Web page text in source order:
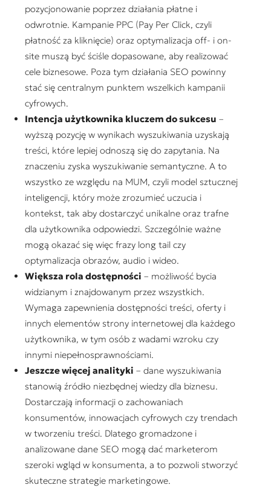
pozycjonowanie poprzez działania płatne i
odwrotnie. Kampanie PPC (Pay Per Click, czyli
płatność za kliknięcie) oraz optymalizacja off- i on-
site muszą być ściśle dopasowane, aby realizować
cele biznesowe. Poza tym działania SEO powinny
stać się centralnym punktem wszelkich kampanii
cyfrowych.
Intencja użytkownika kluczem do sukcesu –
wyższą pozycję w wynikach wyszukiwania uzyskają
treści, które lepiej odnoszą się do zapytania. Na
znaczeniu zyska wyszukiwanie semantyczne. A to
wszystko ze względu na MUM, czyli model sztucznej
inteligencji, który może zrozumieć uczucia i
kontekst, tak aby dostarczyć unikalne oraz trafne
dla użytkownika odpowiedzi. Szczególnie ważne
mogą okazać się więc frazy long tail czy
optymalizacja obrazów, audio i wideo.
Większa rola dostępności – możliwość bycia
widzianym i znajdowanym przez wszystkich.
Wymaga zapewnienia dostępności treści, oferty i
innych elementów strony internetowej dla każdego
użytkownika, w tym osób z wadami wzroku czy
innymi niepełnosprawnościami.
Jeszcze więcej analityki – dane wyszukiwania
stanowią źródło niezbędnej wiedzy dla biznesu.
Dostarczają informacji o zachowaniach
konsumentów, innowacjach cyfrowych czy trendach
w tworzeniu treści. Dlatego gromadzone i
analizowane dane SEO mogą dać marketerom
szeroki wgląd w konsumenta, a to pozwoli stworzyć
skuteczne strategie marketingowe.